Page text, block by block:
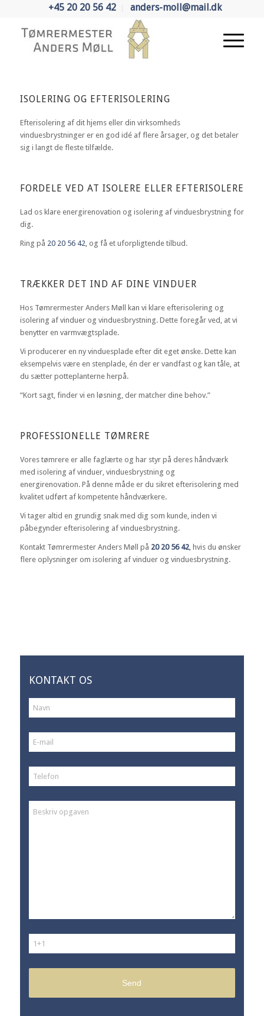
+45 20 20 56 42 anders-moll@mail.dk
ISOLERING OG EFTERISOLERING
Efterisolering af dit hjems eller din virksomheds
vinduesbrystninger er en god idé af flere årsager, og det betaler
sig i langt de fleste tilfælde.
FORDELE VED AT ISOLERE ELLER EFTERISOLERE
Lad os klare energirenovation og isolering af vinduesbrystning for
dig.
Ring på 20 20 56 42, og få et uforpligtende tilbud.
TRÆKKER DET IND AF DINE VINDUER
Hos Tømrermester Anders Møll kan vi klare efterisolering og
isolering af vinduer og vinduesbrystning. Dette foregår ved, at vi
benytter en varmvægtsplade.
Vi producerer en ny vinduesplade efter dit eget ønske. Dette kan
eksempelvis være en stenplade, én der er vandfast og kan tåle, at
du sætter potteplanterne herpå.
“Kort sagt, finder vi en løsning, der matcher dine behov.”
PROFESSIONELLE TØMRERE
Vores tømrere er alle faglærte og har styr på deres håndværk
med isolering af vinduer, vinduesbrystning og
energirenovation. På denne måde er du sikret efterisolering med
kvalitet udført af kompetente håndværkere.
Vi tager altid en grundig snak med dig som kunde, inden vi
påbegynder efterisolering af vinduesbrystning.
Kontakt Tømrermester Anders Møll på 20 20 56 42, hvis du ønsker
flere oplysninger om isolering af vinduer og vinduesbrystning.
KONTAKT OS